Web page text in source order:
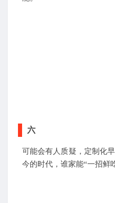
六
可能会有人质疑，定制化
今的时代，谁家能“一招